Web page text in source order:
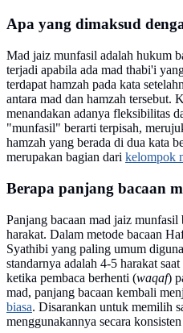
Apa yang dimaksud
Mad jaiz munfasil adalah hukum
terjadi apabila ada mad thabi'i
terdapat hamzah pada kata
antara mad dan hamzah tersebut.
menandakan adanya fleksibilitas
"munfasil" berarti terpisah,
hamzah yang berada di dua kata
merupakan bagian dari kelompok
Berapa panjang bacaan
Panjang bacaan mad jaiz munfasil
harakat. Dalam metode bacaan
Syathibi yang paling umum
standarnya adalah 4-5 harakat
ketika pembaca berhenti (waqaf)
mad, panjang bacaan kembali
biasa. Disarankan untuk memilih
menggunakannya secara